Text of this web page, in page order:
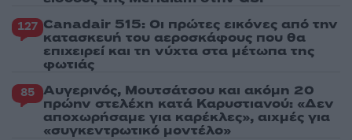
127 Canadair 515: Οι πρώτες εικόνες από την
κατασκευή του αεροσκάφους που θα
επιχειρεί και τη νύχτα στα μέτωπα της
φωτιάς
85 Αυγερινός, Μουτσάτσου και ακόμη 20
πρώην στελέχη κατά Καρυστιανού: «Δεν
αποχωρήσαμε για καρέκλες», αιχμές για
«συγκεντρωτικό μοντέλο»